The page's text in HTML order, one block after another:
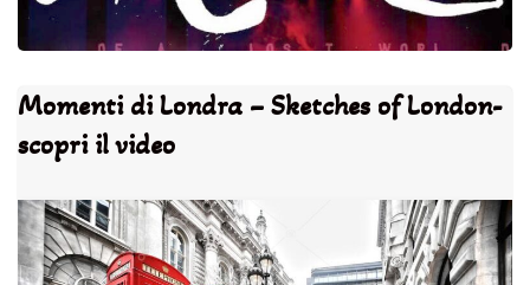
Momenti di Londra – Sketches of London-
scopri il video